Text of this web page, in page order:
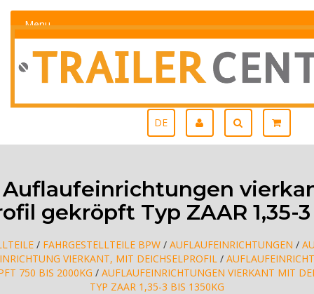
Menu
DE
Auflaufeinrichtungen
gekröpft Typ ZAAR 1,35-
/ FAHRGESTELLTEILE BPW / AUFLAUFEINRICHTUNGEN /
VIERKANT, MIT DEICHSELPROFIL/
750 BIS 2000KG / AUFLAUFEINRICHTUNGEN VIERKANT MIT
TYP ZAAR 1,35-3 BIS 1350KG